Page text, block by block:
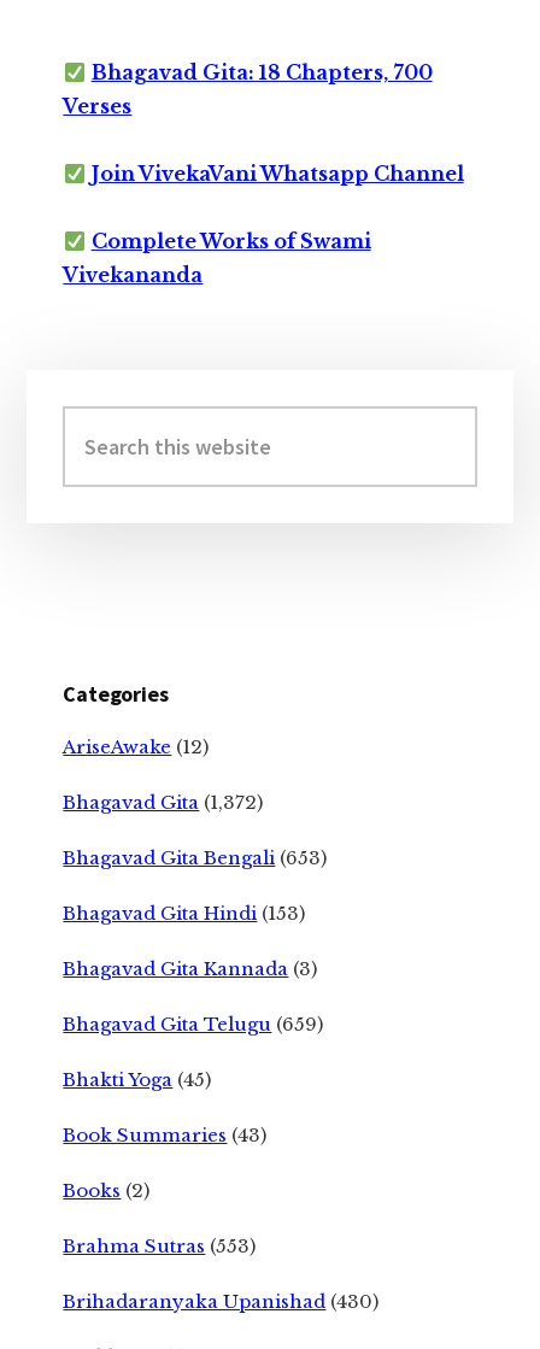
Bhagavad Gita: 18 Chapters, 700
Verses
Join VivekaVani Whatsapp Channel
Complete Works of Swami
Vivekananda
Sidebar
this
website
Categories
AriseAwake (12)
Bhagavad Gita (1,372)
Bhagavad Gita Bengali (653)
Bhagavad Gita Hindi (153)
Bhagavad Gita Kannada (3)
Bhagavad Gita Telugu (659)
Bhakti Yoga (45)
Book Summaries (43)
Books (2)
Brahma Sutras (553)
Brihadaranyaka Upanishad (430)